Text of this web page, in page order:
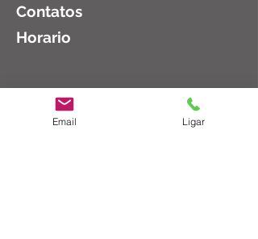
Contatos
Horario
2983-8003
Email Ligar